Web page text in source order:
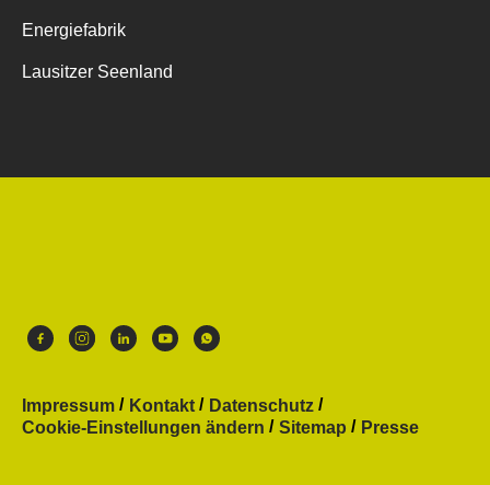
Energiefabrik
Lausitzer Seenland
Impressum Kontakt
Datenschutz
Cookie-Einstellungen ändern
Sitemap Presse